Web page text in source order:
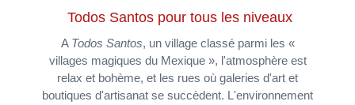
Todos Santos pour tous les niveaux
A Todos Santos, un village classé parmi les «
villages magiques du Mexique », l'atmosphère est
relax et bohème, et les rues où galeries d'art et
boutiques d'artisanat se succèdent. L'environnement